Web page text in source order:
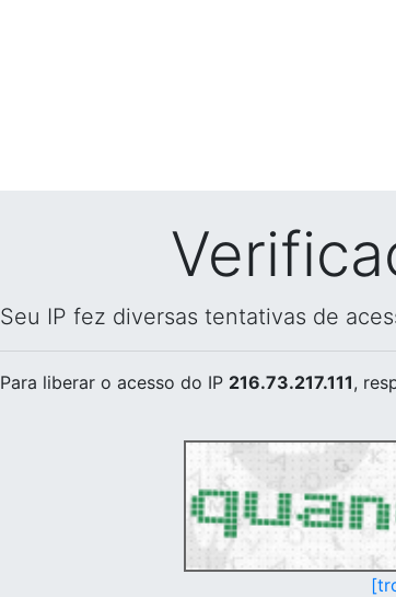
Seu IP fez diversas tentativas de
Para liberar o acesso do IP 216.73.217.111,